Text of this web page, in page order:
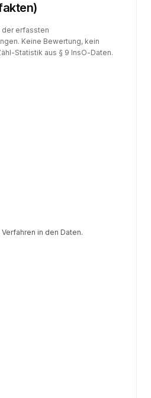
erfassten
Keine Bewertung, kein
Statistik aus § 9 InsO-Daten.
in den Daten.